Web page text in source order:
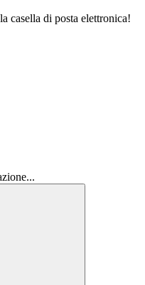
casella di posta elettronica!